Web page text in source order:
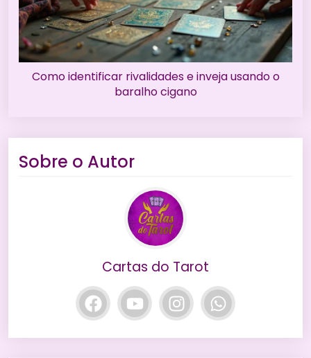
Como identificar rivalidades e inveja usando o
baralho cigano
Sobre o Autor
Cartas do Tarot